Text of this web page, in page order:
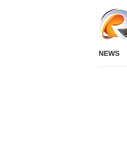
NEWS